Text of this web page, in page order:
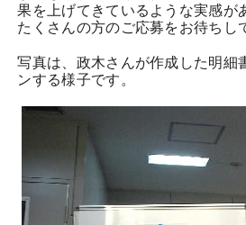
果を上げてきているような実感が
たくさんの方のご応募をお待ちし
写真は、政木さんが作成した明細
ンする様子です。